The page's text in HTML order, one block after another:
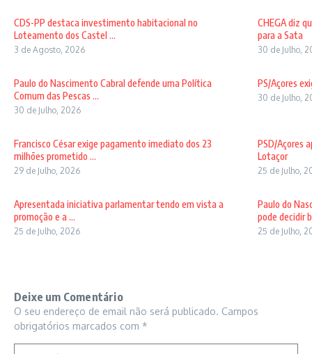
CDS-PP destaca investimento habitacional no
Loteamento dos Castel ...
3 de Agosto, 2026
CHEGA diz
para a Sata
30 de Julho,
Paulo do Nascimento Cabral defende uma Política
Comum das Pescas ...
30 de Julho, 2026
PS/Açores
30 de Julho,
Francisco César exige pagamento imediato dos 23
milhões prometido ...
29 de Julho, 2026
PSD/Açores
Lotaçor
25 de Julho,
Apresentada iniciativa parlamentar tendo em vista a
promoção e a ...
25 de Julho, 2026
Paulo do
pode decidir
25 de Julho,
Deixe um Comentário
O seu endereço de email não será publicado. Campos
obrigatórios marcados com *